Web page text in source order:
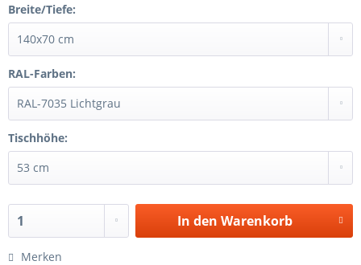
Breite/Tiefe:
RAL-Farben:
Tischhöhe:
In den Warenkorb
Merken